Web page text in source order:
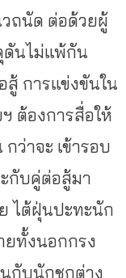
ถนัด ต่อด้วยผู้
นไม่แพ้กัน
สู้ การแข่งขันใน
ต้องการสื่อให้
ว่าจะ เข้ารอบ
กับคู่ต่อสู้มา
ไต้ฝุ่นปะทะนัก
ยทั้งนอกกรง
กับนักชกต่าง